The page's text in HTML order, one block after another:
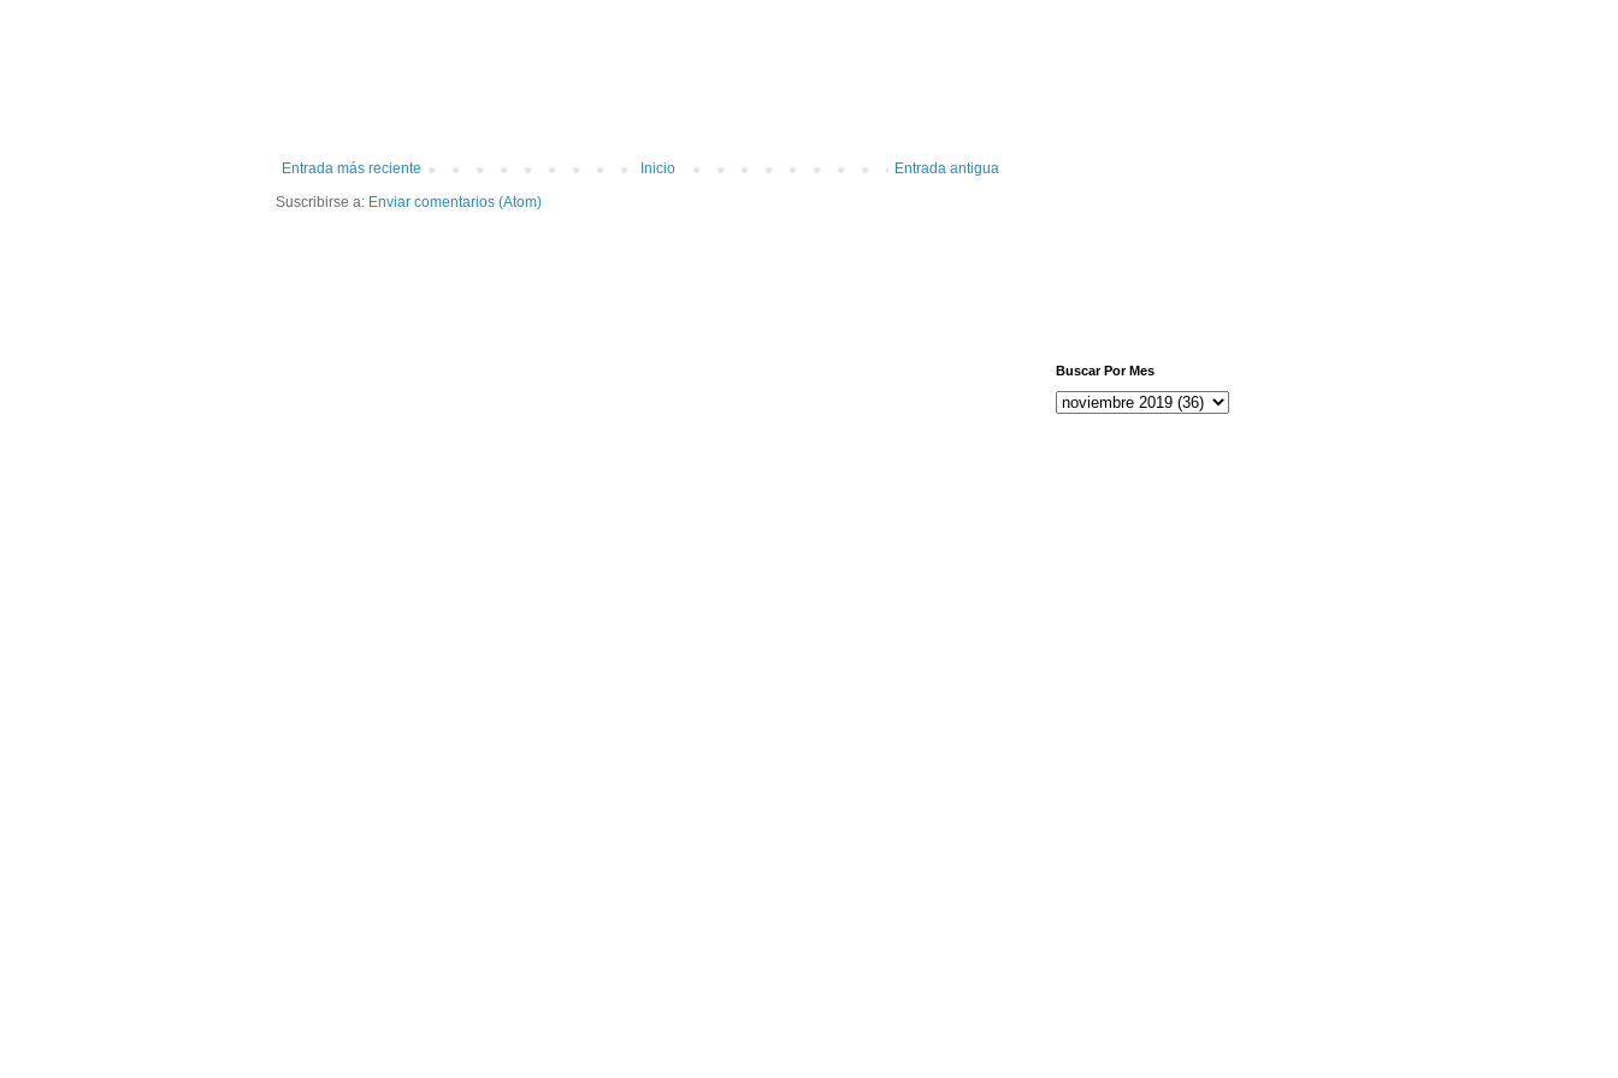
Entrada más reciente Entrada antigua
Inicio
Suscribirse a: Enviar comentarios (Atom)
Buscar Por Mes